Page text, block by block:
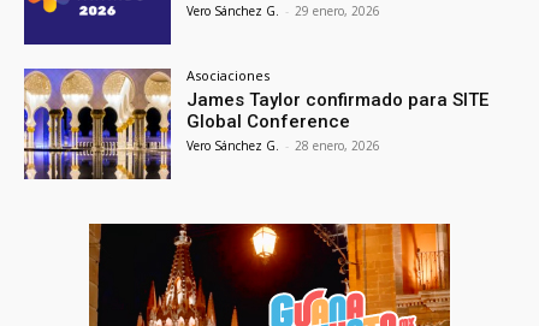
Vero Sánchez G. - 29 enero, 2026
Asociaciones
James Taylor confirmado para SITE
Global Conference
Vero Sánchez G. - 28 enero, 2026